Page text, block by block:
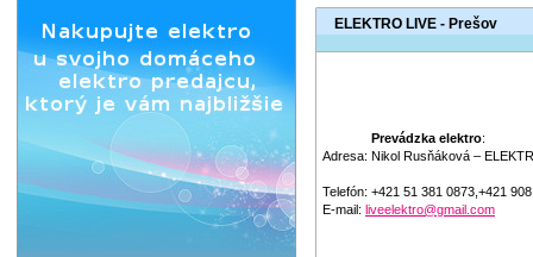
ELEKTRO LIVE - Prešov
Adresa:
Prevádzka elektro:
Nikol Rusňáková –
Telefón: +421 51 381 0873,+421
E-mail: liveelektro@gmail.com